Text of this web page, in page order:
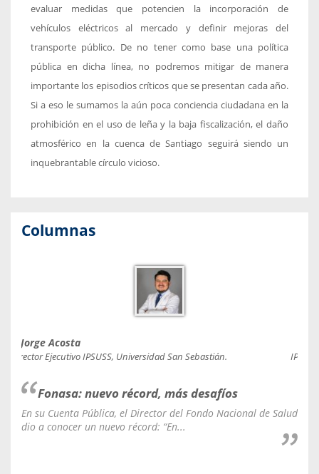
evaluar medidas que potencien la incorporación de
vehículos eléctricos al mercado y definir mejoras del
transporte público. De no tener como base una política
pública en dicha línea, no podremos mitigar de manera
importante los episodios críticos que se presentan cada año.
Si a eso le sumamos la aún poca conciencia ciudadana en la
prohibición en el uso de leña y la baja fiscalización, el daño
atmosférico en la cuenca de Santiago seguirá siendo un
inquebrantable círculo vicioso.
Columnas
Jorge Acosta
Director Ejecutivo IPSUSS, Universidad San Sebastián.
Fonasa: nuevo récord, más desafíos
En su Cuenta Pública, el Director del Fondo Nacional de Salud
dio a conocer un nuevo récord: “En...